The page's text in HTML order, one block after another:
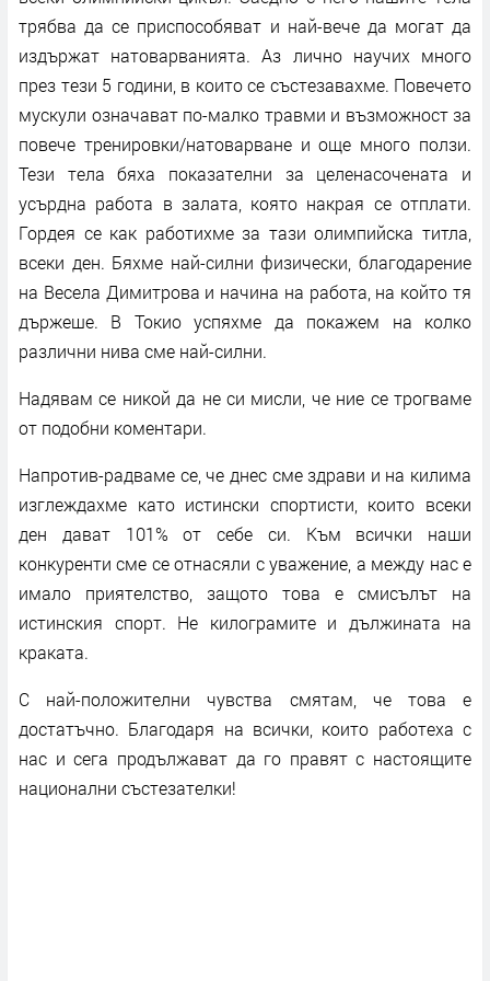
трябва да се приспособяват и най-вече да могат да
издържат натоварванията. Аз лично научих много
през тези 5 години, в които се състезавахме. Повечето
мускули означават по-малко травми и възможност за
повече тренировки/натоварване и още много ползи.
Тези тела бяха показателни за целенасочената и
усърдна работа в залата, която накрая се отплати.
Гордея се как работихме за тази олимпийска титла,
всеки ден. Бяхме най-силни физически, благодарение
на Весела Димитрова и начина на работа, на който тя
държеше. В Токио успяхме да покажем на колко
различни нива сме най-силни.
Надявам се никой да не си мисли, че ние се трогваме
от подобни коментари.
Напротив-радваме се, че днес сме здрави и на килима
изглеждахме като истински спортисти, които всеки
ден дават 101% от себе си. Към всички наши
конкуренти сме се отнасяли с уважение, а между нас е
имало приятелство, защото това е смисълът на
истинския спорт. Не килограмите и дължината на
краката.
С най-положителни чувства смятам, че това е
достатъчно. Благодаря на всички, които работеха с
нас и сега продължават да го правят с настоящите
национални състезателки!